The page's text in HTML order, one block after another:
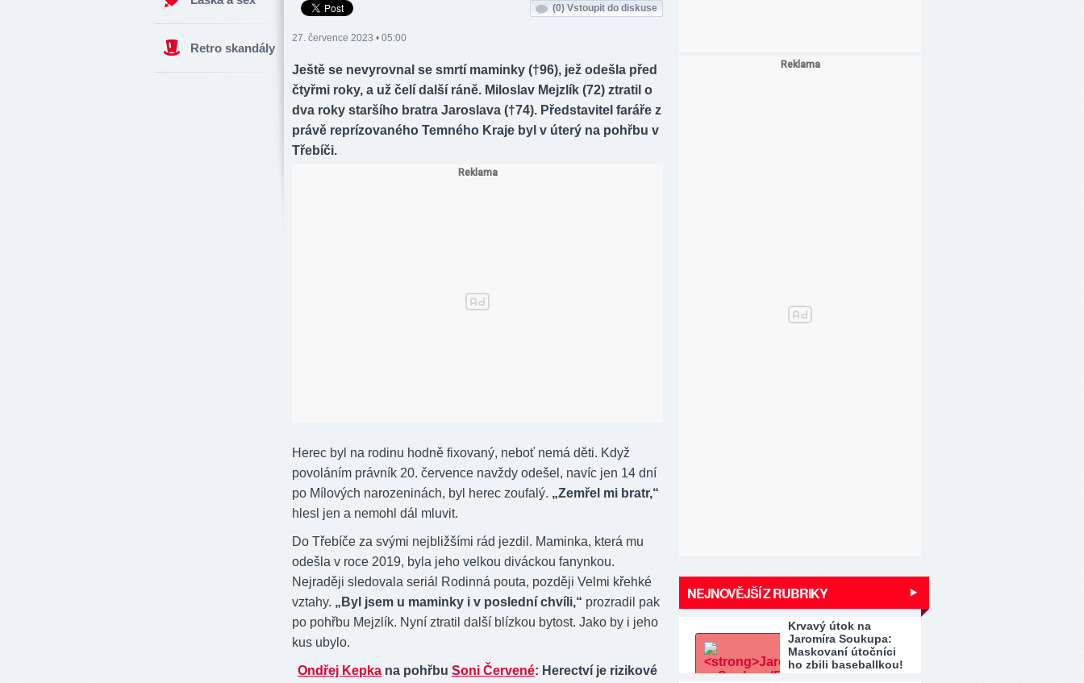
Retro skandály
(0) Vstoupit do diskuse
27. července 2023 • 05:00
Ještě se nevyrovnal se smrtí maminky (†96), jež odešla před
čtyřmi roky, a už čelí další ráně. Miloslav Mejzlík (72) ztratil o
dva roky staršího bratra Jaroslava (†74). Představitel faráře z
právě reprízovaného Temného Kraje byl v úterý na pohřbu v
Třebíči.
Herec byl na rodinu hodně fixovaný, neboť nemá děti. Když
povoláním právník 20. července navždy odešel, navíc jen 14 dní
po Mílových narozeninách, byl herec zoufalý. „Zemřel mi bratr,“
hlesl jen a nemohl dál mluvit.
Do Třebíče za svými nejbližšími rád jezdil. Maminka, která mu
odešla v roce 2019, byla jeho velkou diváckou fanynkou.
Nejraději sledovala seriál Rodinná pouta, později Velmi křehké
vztahy. „Byl jsem u maminky i v poslední chvíli,“ prozradil pak
po pohřbu Mejzlík. Nyní ztratil další blízkou bytost. Jako by i jeho
kus ubylo.
Ondřej Kepka na pohřbu Soni Červené: Herectví je rizikové
NEJNOVĚJŠÍ Z RUBRIKY
Krvavý útok na
Jaromíra Soukupa:
Maskovaní útočníci
ho zbili baseballkou!